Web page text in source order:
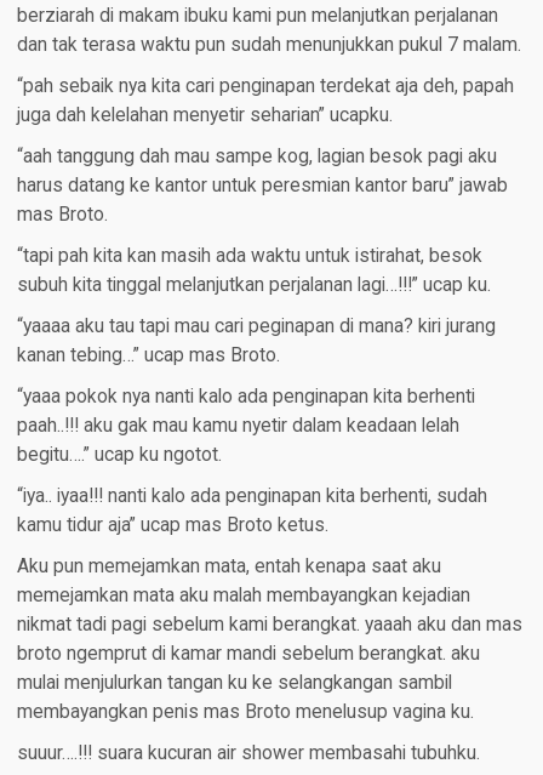
berziarah di makam ibuku kami pun melanjutkan perjalanan
dan tak terasa waktu pun sudah menunjukkan pukul 7 malam.
“pah sebaik nya kita cari penginapan terdekat aja deh, papah
juga dah kelelahan menyetir seharian” ucapku.
“aah tanggung dah mau sampe kog, lagian besok pagi aku
harus datang ke kantor untuk peresmian kantor baru” jawab
mas Broto.
“tapi pah kita kan masih ada waktu untuk istirahat, besok
subuh kita tinggal melanjutkan perjalanan lagi…!!!” ucap ku.
“yaaaa aku tau tapi mau cari peginapan di mana? kiri jurang
kanan tebing…” ucap mas Broto.
“yaaa pokok nya nanti kalo ada penginapan kita berhenti
paah..!!! aku gak mau kamu nyetir dalam keadaan lelah
begitu….” ucap ku ngotot.
“iya.. iyaa!!! nanti kalo ada penginapan kita berhenti, sudah
kamu tidur aja” ucap mas Broto ketus.
Aku pun memejamkan mata, entah kenapa saat aku
memejamkan mata aku malah membayangkan kejadian
nikmat tadi pagi sebelum kami berangkat. yaaah aku dan mas
broto ngemprut di kamar mandi sebelum berangkat. aku
mulai menjulurkan tangan ku ke selangkangan sambil
membayangkan penis mas Broto menelusup vagina ku.
suuur….!!! suara kucuran air shower membasahi tubuhku.